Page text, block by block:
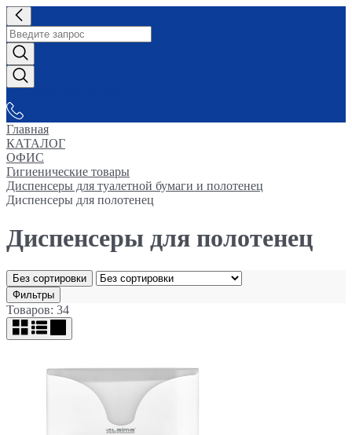
Главная
КАТАЛОГ
ОФИС
Гигиенические товары
Диспенсеры для туалетной бумаги и полотенец
Диспенсеры для полотенец
Диспенсеры для полотенец
Без сортировки
Фильтры
Товаров: 34